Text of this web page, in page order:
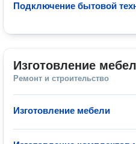
Подключение бытовой
Изготовление
Ремонт и строительство
Изготовление мебели